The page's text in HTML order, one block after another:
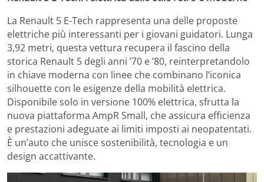
La Renault 5 E-Tech rappresenta una delle proposte
elettriche più interessanti per i giovani guidatori. Lunga
3,92 metri, questa vettura recupera il fascino della
storica Renault 5 degli anni ’70 e ’80, reinterpretandolo
in chiave moderna con linee che combinano l’iconica
silhouette con le esigenze della mobilità elettrica.
Disponibile solo in versione 100% elettrica, sfrutta la
nuova piattaforma AmpR Small, che assicura efficienza
e prestazioni adeguate ai limiti imposti ai neopatentati.
È un’auto che unisce sostenibilità, tecnologia e un
design accattivante.